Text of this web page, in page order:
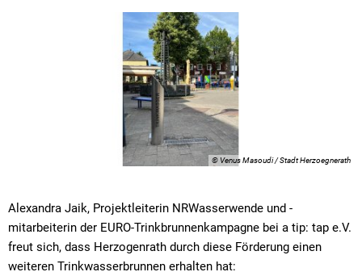
© Venus Masoudi / Stadt Herzoegnerath
Alexandra Jaik, Projektleiterin NRWasserwende und -
mitarbeiterin der EURO-Trinkbrunnenkampagne bei a tip: tap e.V.
freut sich, dass Herzogenrath durch diese Förderung einen
weiteren Trinkwasserbrunnen erhalten hat: